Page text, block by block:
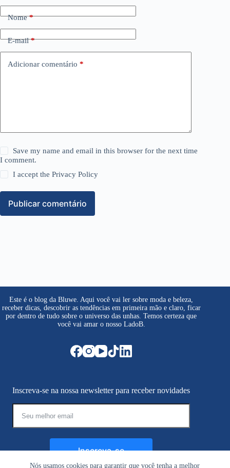
Nós usamos cookies para garantir que você tenha a melhor
Nome*
E-mail*
Adicionar comentário *
Save my name and email in this browser for the next time
I comment.
I accept thePrivacy Policy
Publicar comentário
Este é o blog da Bluwe. Aqui você vai ler sobre moda e beleza,
receber dicas, descobrir as tendências em primeira mão e claro, ficar
por dentro de tudo sobre o universo das unhas. Temos certeza que
você vai amar o nosso LadoB.
Inscreva-se na nossa newsletter para receber novidades
Inscreva-se